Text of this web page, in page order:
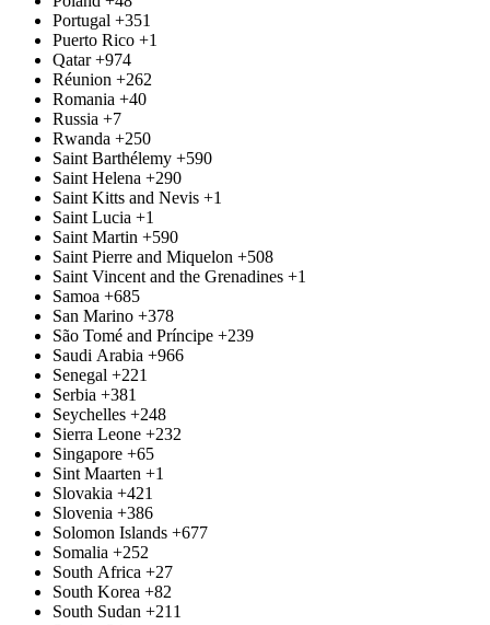
Portugal +351
Puerto Rico +1
Qatar +974
Réunion +262
Romania +40
Russia +7
Rwanda +250
Saint Barthélemy +590
Saint Helena +290
Saint Kitts and Nevis +1
Saint Lucia +1
Saint Martin +590
Saint Pierre and Miquelon +508
Saint Vincent and the Grenadines +1
Samoa +685
San Marino +378
São Tomé and Príncipe +239
Saudi Arabia +966
Senegal +221
Serbia +381
Seychelles +248
Sierra Leone +232
Singapore +65
Sint Maarten +1
Slovakia +421
Slovenia +386
Solomon Islands +677
Somalia +252
South Africa +27
South Korea +82
South Sudan +211